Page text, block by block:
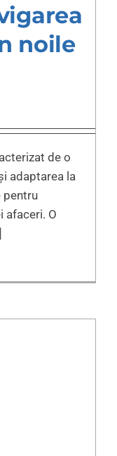
noile
de o
adaptarea la
pentru
afaceri. O